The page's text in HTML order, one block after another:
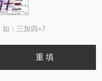
：三加四=7